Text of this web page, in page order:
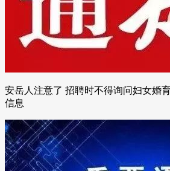
安岳人注意了 招聘时不得询问妇女婚
信息